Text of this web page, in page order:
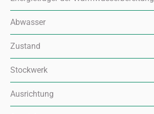
Abwasser
Zustand
Stockwerk
Ausrichtung